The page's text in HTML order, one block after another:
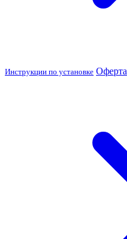
Инструкции по установке Оферта